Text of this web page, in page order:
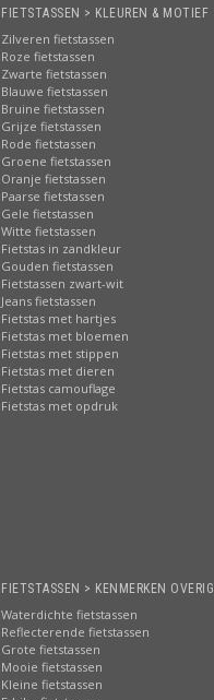
FIETSTASSEN > KLEUREN & MOTIEF
Zilveren fietstassen
Roze fietstassen
Zwarte fietstassen
Blauwe fietstassen
Bruine fietstassen
Grijze fietstassen
Rode fietstassen
Groene fietstassen
Oranje fietstassen
Paarse fietstassen
Gele fietstassen
Witte fietstassen
Fietstas in zandkleur
Gouden fietstassen
Fietstassen zwart-wit
Jeans fietstassen
Fietstas met hartjes
Fietstas met bloemen
Fietstas met stippen
Fietstas met dieren
Fietstas camouflage
Fietstas met opdruk
FIETSTASSEN > KENMERKEN OVERIG
Waterdichte fietstassen
Reflecterende fietstassen
Grote fietstassen
Mooie fietstassen
Kleine fietstassen